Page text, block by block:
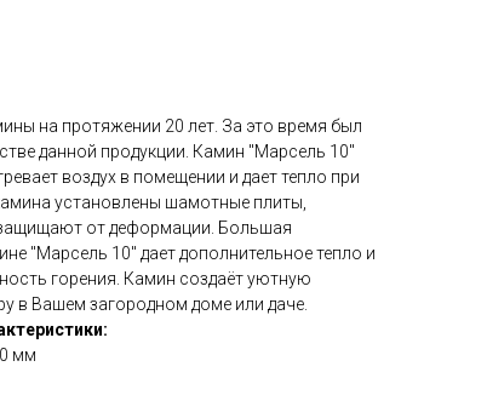
на протяжении 20 лет. За это время был
данной продукции. Камин "Марсель 10"
воздух в помещении и дает тепло при
установлены шамотные плиты,
от деформации. Большая
"Марсель 10" дает дополнительное тепло и
горения. Камин создаёт уютную
в Вашем загородном доме или даче.
мм